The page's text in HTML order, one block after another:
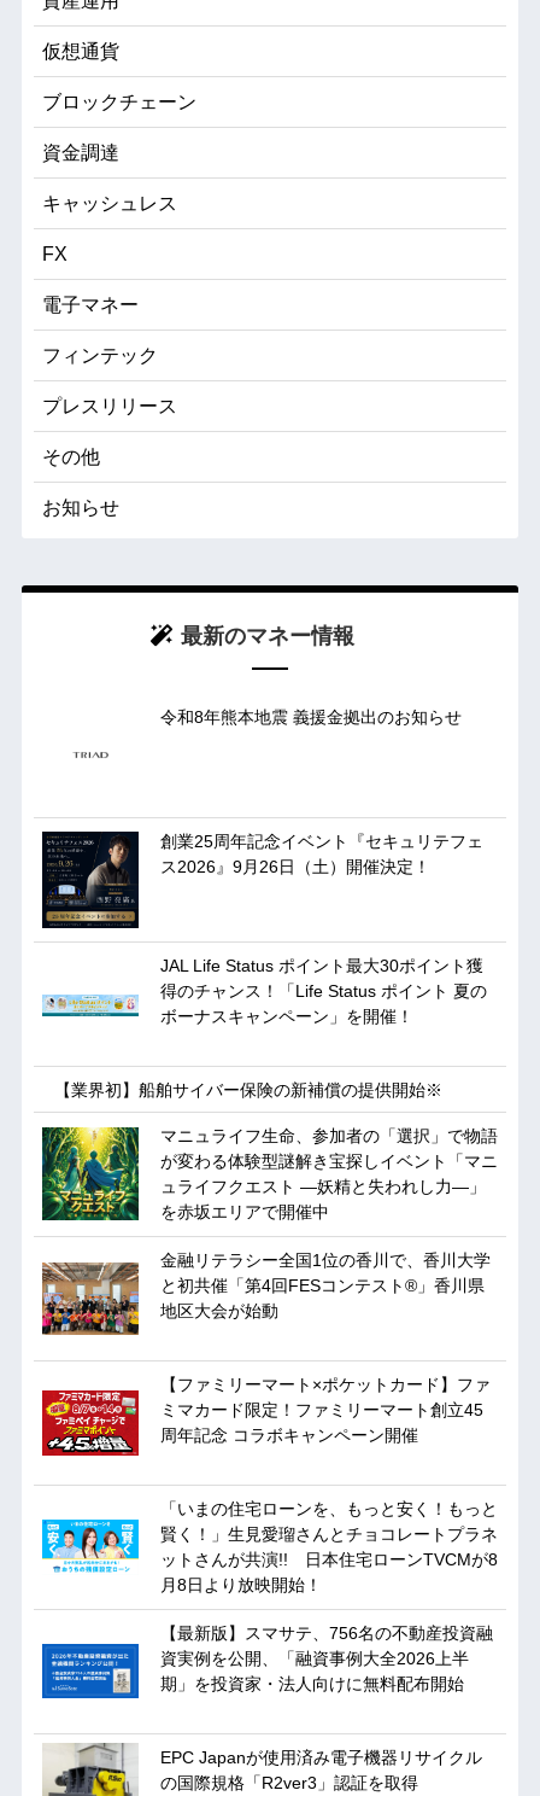
仮想通貨
ブロックチェーン
資金調達
キャッシュレス
FX
電子マネー
フィンテック
プレスリリース
その他
お知らせ
最新のマネー情報
令和8年熊本地震 義援金拠出のお知らせ
創業25周年記念イベント『セキュリテフェ
ス2026』9月26日（土）開催決定！
JAL Life Status ポイント最大30ポイント獲
得のチャンス！「Life Status ポイント 夏の
ボーナスキャンペーン」を開催！
【業界初】船舶サイバー保険の新補償の提供開始※
マニュライフ生命、参加者の「選択」で物語
が変わる体験型謎解き宝探しイベント「マニ
ュライフクエスト ―妖精と失われし力―」
を赤坂エリアで開催中
金融リテラシー全国1位の香川で、香川大学
と初共催「第4回FESコンテスト®」香川県
地区大会が始動
【ファミリーマート×ポケットカード】ファ
ミマカード限定！ファミリーマート創立45
周年記念 コラボキャンペーン開催
「いまの住宅ローンを、もっと安く！もっと
賢く！」生見愛瑠さんとチョコレートプラネ
ットさんが共演!! 日本住宅ローンTVCMが8
月8日より放映開始！
【最新版】スマサテ、756名の不動産投資融
資実例を公開、「融資事例大全2026上半
期」を投資家・法人向けに無料配布開始
EPC Japanが使用済み電子機器リサイクル
の国際規格「R2ver3」認証を取得